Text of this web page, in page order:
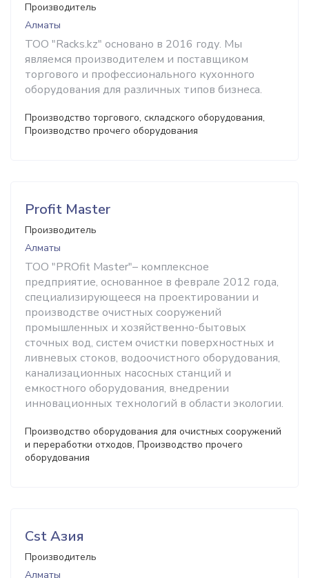
Производитель
Алматы
ТОО "Racks.kz" основано в 2016 году. Мы
являемся производителем и поставщиком
торгового и профессионального кухонного
оборудования для различных типов бизнеса.
Производство торгового, складского оборудования,
Производство прочего оборудования
Profit Master
Производитель
Алматы
ТОО "PROfit Master"– комплексное
предприятие, основанное в феврале 2012 года,
специализирующееся на проектировании и
производстве очистных сооружений
промышленных и хозяйственно-бытовых
сточных вод, систем очистки поверхностных и
ливневых стоков, водоочистного оборудования,
канализационных насосных станций и
емкостного оборудования, внедрении
инновационных технологий в области экологии.
Производство оборудования для очистных сооружений
и переработки отходов, Производство прочего
оборудования
Cst Азия
Производитель
Алматы